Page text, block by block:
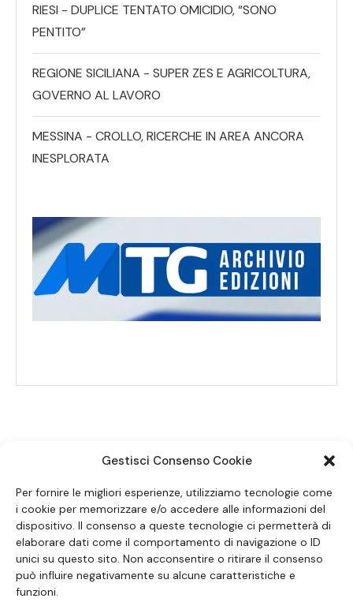
Gestisci Consenso Cookie
Per fornire le migliori esperienze, utilizziamo tecnologie come
i cookie per memorizzare e/o accedere alle informazioni del
dispositivo. Il consenso a queste tecnologie ci permetterà di
elaborare dati come il comportamento di navigazione o ID
unici su questo sito. Non acconsentire o ritirare il consenso
può influire negativamente su alcune caratteristiche e
funzioni.
RIESI - DUPLICE TENTATO OMICIDIO, “SONO
PENTITO”
REGIONE SICILIANA - SUPER ZES E AGRICOLTURA,
GOVERNO AL LAVORO
MESSINA - CROLLO, RICERCHE IN AREA ANCORA
INESPLORATA
SEGUICI SUI SOCIAL